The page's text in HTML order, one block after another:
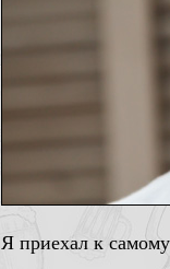
Я приехал к